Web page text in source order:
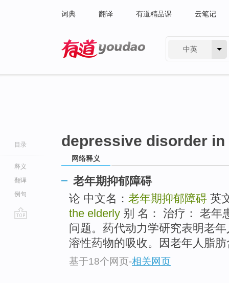
词典 翻译 有道精品课 云笔记
中英
目录
释义
翻译
例句
depressive disorder
网络释义
老年期抑郁障碍
论 中文名： 老年期抑郁障碍 英
the elderly 别 名： 治疗： 老年
问题。药代动力学研究表明老
溶性药物的吸收。因老年人脂
基于18个网页-相关网页